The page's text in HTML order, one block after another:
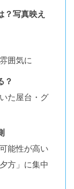
写真映え
囲気に
？
た屋台・グ
能性が高い
方」に集中